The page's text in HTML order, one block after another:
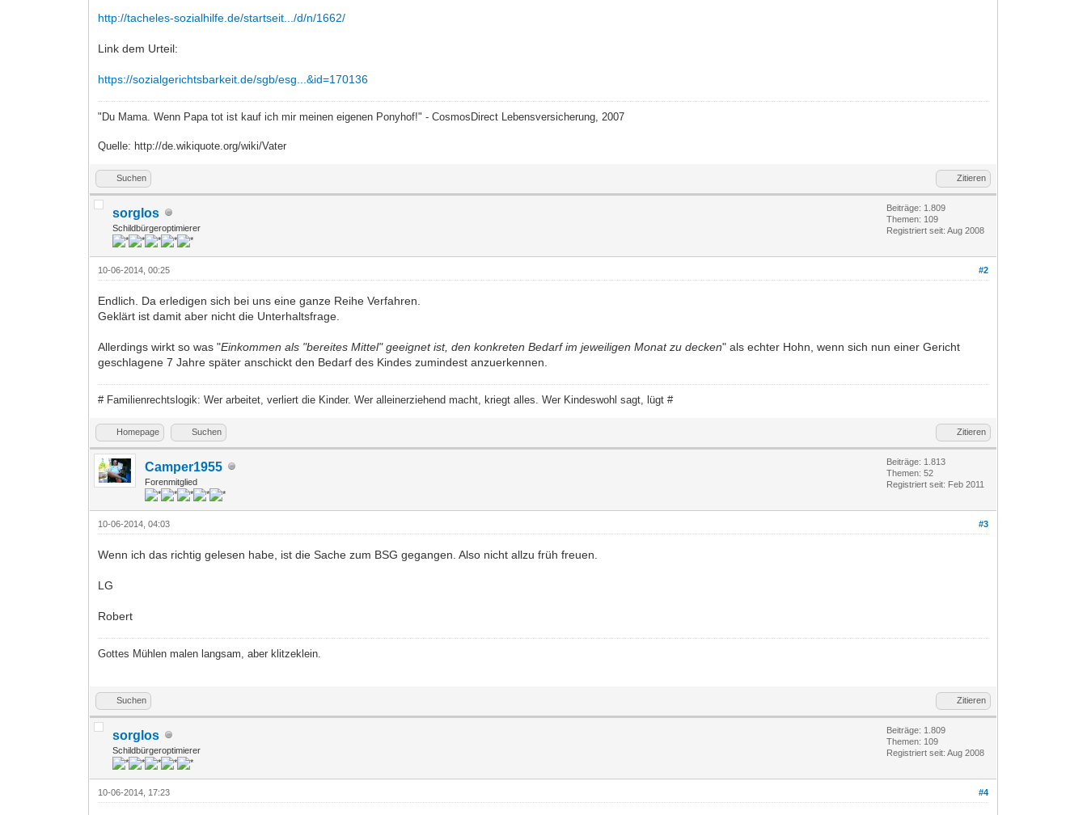
http://tacheles-sozialhilfe.de/startseit.../d/n/1662/
Link dem Urteil:
https://sozialgerichtsbarkeit.de/sgb/esg...&id=170136
"Du Mama. Wenn Papa tot ist kauf ich mir meinen eigenen Ponyhof!" - CosmosDirect Lebensversicherung, 2007
Quelle: http://de.wikiquote.org/wiki/Vater
Suchen Zitieren
sorglos
Schildbürgeroptimierer
Beiträge: 1.809
Themen: 109
Registriert seit: Aug 2008
#2
10-06-2014, 00:25
Endlich. Da erledigen sich bei uns eine ganze Reihe Verfahren.
Geklärt ist damit aber nicht die Unterhaltsfrage.
Allerdings wirkt so was "Einkommen als "bereites Mittel" geeignet ist, den konkreten Bedarf im jeweiligen Monat zu decken" als echter Hohn, wenn sich nun einer Gericht
geschlagene 7 Jahre später anschickt den Bedarf des Kindes zumindest anzuerkennen.
# Familienrechtslogik: Wer arbeitet, verliert die Kinder. Wer alleinerziehend macht, kriegt alles. Wer Kindeswohl sagt, lügt #
Homepage Suchen Zitieren
Camper1955
Forenmitglied
Beiträge: 1.813
Themen: 52
Registriert seit: Feb 2011
#3
10-06-2014, 04:03
Wenn ich das richtig gelesen habe, ist die Sache zum BSG gegangen. Also nicht allzu früh freuen.
LG
Robert
Gottes Mühlen malen langsam, aber klitzeklein.
Suchen Zitieren
sorglos
Schildbürgeroptimierer
Beiträge: 1.809
Themen: 109
Registriert seit: Aug 2008
#4
10-06-2014, 17:23